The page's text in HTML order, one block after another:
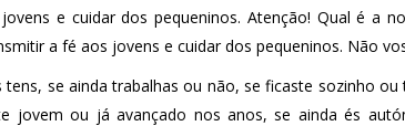
e cuidar dos pequeninos. Atenção! Qual é a
a fé aos jovens e cuidar dos pequeninos. Não
se ainda trabalhas ou não, se ficaste sozinho
jovem ou já avançado nos anos, se ainda és